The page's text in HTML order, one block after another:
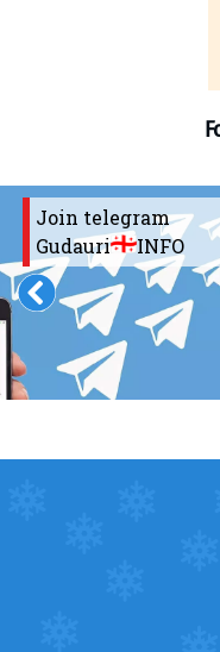
Join telegram
Gudauri
INFO